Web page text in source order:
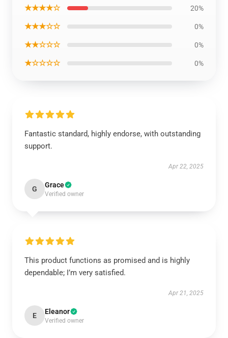
★★★★☆ 20%
★★★☆☆ 0%
★★☆☆☆ 0%
★☆☆☆☆ 0%
Fantastic standard, highly endorse, with outstanding
support.
Apr 22, 2025
G Grace
Verified owner
This product functions as promised and is highly
dependable; I’m very satisfied.
Apr 21, 2025
E Eleanor
Verified owner